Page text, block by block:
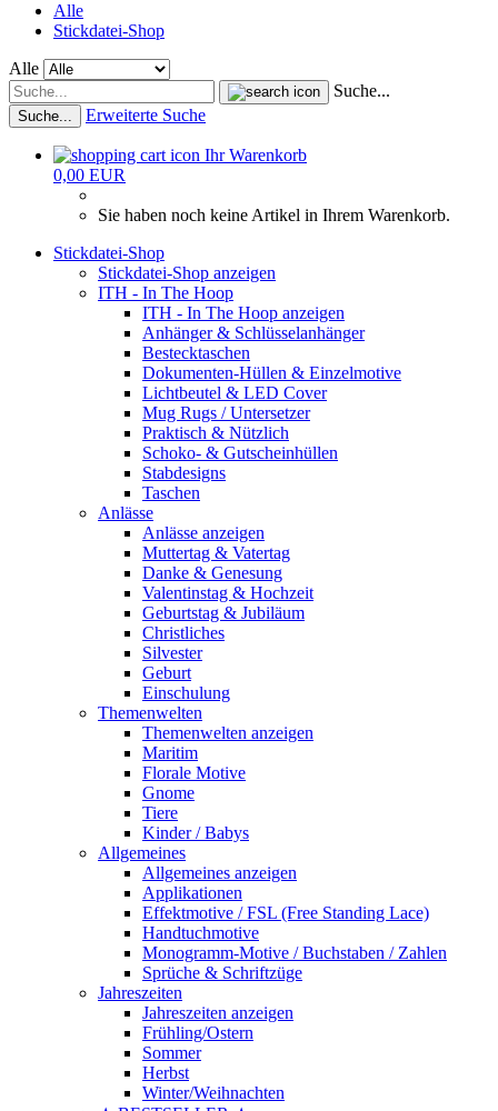
Alle
Stickdatei-Shop
Alle
Suche...
Suche... Erweiterte Suche
Ihr Warenkorb
0,00 EUR
Sie haben noch keine Artikel in Ihrem Warenkorb.
Stickdatei-Shop
Stickdatei-Shop anzeigen
ITH - In The Hoop
ITH - In The Hoop anzeigen
Anhänger & Schlüsselanhänger
Bestecktaschen
Dokumenten-Hüllen & Einzelmotive
Lichtbeutel & LED Cover
Mug Rugs / Untersetzer
Praktisch & Nützlich
Schoko- & Gutscheinhüllen
Stabdesigns
Taschen
Anlässe
Anlässe anzeigen
Muttertag & Vatertag
Danke & Genesung
Valentinstag & Hochzeit
Geburtstag & Jubiläum
Christliches
Silvester
Geburt
Einschulung
Themenwelten
Themenwelten anzeigen
Maritim
Florale Motive
Gnome
Tiere
Kinder / Babys
Allgemeines
Allgemeines anzeigen
Applikationen
Effektmotive / FSL (Free Standing Lace)
Handtuchmotive
Monogramm-Motive / Buchstaben / Zahlen
Sprüche & Schriftzüge
Jahreszeiten
Jahreszeiten anzeigen
Frühling/Ostern
Sommer
Herbst
Winter/Weihnachten